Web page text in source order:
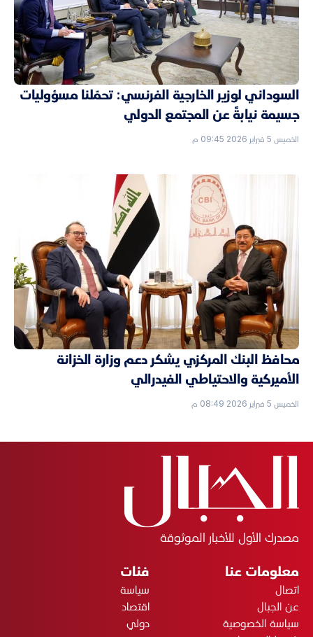
السوداني لوزير الخارجية الفرنسي: تحمّلنا مسؤوليات
جسيمة نيابةً عن المجتمع الدولي
الخميس 5 فبراير 2026 09:45 م
محافظ البنك المركزي يشكر دعم وزارة الخزانة
الأميركية والاحتياطي الفيدرالي
الخميس 5 فبراير 2026 08:49 م
مصدرك الأول للأخبار الموثوقة
معلومات عنا
اتصال
عن الجبال
سياسة الخصوصية
فئات
سياسة
اقتصاد
دولي